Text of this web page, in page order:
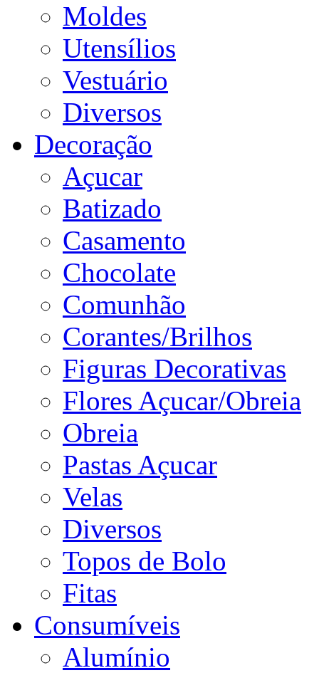
Moldes
Utensílios
Vestuário
Diversos
Decoração
Açucar
Batizado
Casamento
Chocolate
Comunhão
Corantes/Brilhos
Figuras Decorativas
Flores Açucar/Obreia
Obreia
Pastas Açucar
Velas
Diversos
Topos de Bolo
Fitas
Consumíveis
Alumínio